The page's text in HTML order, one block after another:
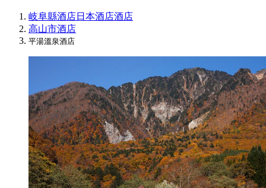
岐阜縣酒店日本酒店酒店
高山市酒店
平湯溫泉酒店